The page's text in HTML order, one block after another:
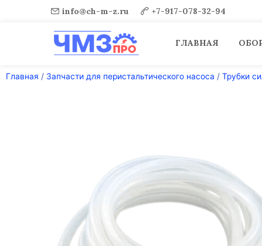
содержимому
info@ch-m-z.ru +7-917-078-32-94
ГЛАВНАЯ
Главная / Запчасти для перистальтического насоса / Трубки